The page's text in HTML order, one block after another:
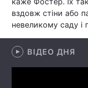
Послуги
вздовж стіни або
невеликому саду і
ВІДЕО ДНЯ